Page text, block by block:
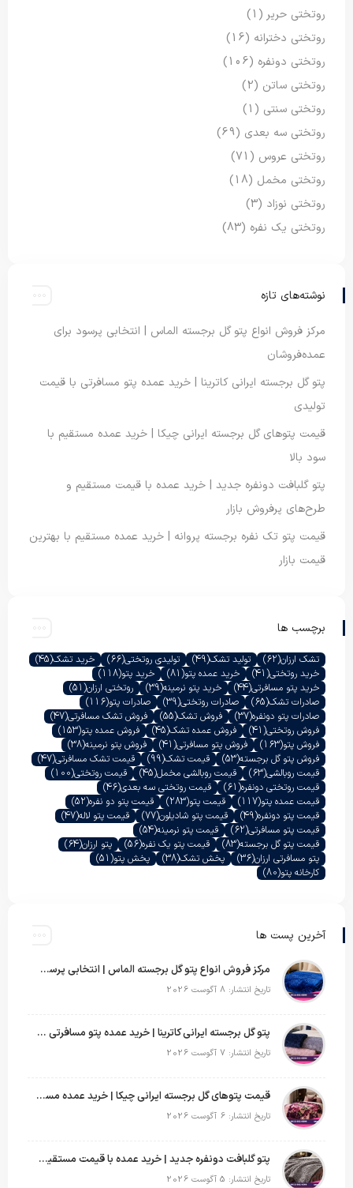
روتختی حریر (1)
روتختی دخترانه (16)
روتختی دونفره (106)
روتختی ساتن (2)
روتختی سنتی (1)
روتختی سه بعدی (69)
روتختی عروس (71)
روتختی مخمل (18)
روتختی نوزاد (3)
روتختی یک نفره (83)
نوشته‌های تازه
مرکز فروش انواع پتو گل برجسته الماس | انتخابی پرسود برای
عمده‌فروشان
پتو گل برجسته ایرانی کاترینا | خرید عمده پتو مسافرتی با قیمت
تولیدی
قیمت پتوهای گل برجسته ایرانی چیکا | خرید عمده مستقیم با
سود بالا
پتو گلبافت دونفره جدید | خرید عمده با قیمت مستقیم و
طرح‌های پرفروش بازار
قیمت پتو تک نفره برجسته پروانه | خرید عمده مستقیم با بهترین
قیمت بازار
برچسب ها
تشک ارزان(62) تولید تشک(49) تولیدی روتختی(66) خرید تشک(45)
خرید روتختی(41) خرید عمده پتو(81) خرید پتو(118)
خرید پتو مسافرتی(44) خرید پتو نرمینه(39) روتختی ارزان(51)
صادرات تشک(65) صادرات روتختی(39) صادرات پتو(116)
صادرات پتو دونفره(37) فروش تشک(55) فروش تشک مسافرتی(47)
فروش روتختی(41) فروش عمده تشک(45) فروش عمده پتو(153)
فروش پتو(163) فروش پتو مسافرتی(41) فروش پتو نرمینه(38)
فروش پتو گل برجسته(53) قیمت تشک(99) قیمت تشک مسافرتی(47)
قیمت روبالشی(63) قیمت روبالشی مخمل(45) قیمت روتختی(100)
قیمت روتختی دونفره(61) قیمت روتختی سه بعدی(46)
قیمت عمده پتو(117) قیمت پتو(283) قیمت پتو دو نفره(52)
قیمت پتو دونفره(49) قیمت پتو شادیلون(77) قیمت پتو لاله(47)
قیمت پتو مسافرتی(62) قیمت پتو نرمینه(54)
قیمت پتو گل برجسته(83) قیمت پتو یک نفره(56) پتو ارزان(64)
پتو مسافرتی ارزان(36) پخش تشک(38) پخش پتو(51)
کارخانه پتو(80)
آخرین پست ها
مرکز فروش انواع پتو گل برجسته الماس | انتخابی پرسود برای عمده‌فروشان
تاریخ انتشار: 8 آگوست 2026
پتو گل برجسته ایرانی کاترینا | خرید عمده پتو مسافرتی با قیمت تولیدی
تاریخ انتشار: 7 آگوست 2026
قیمت پتوهای گل برجسته ایرانی چیکا | خرید عمده مستقیم با سود بالا
تاریخ انتشار: 6 آگوست 2026
پتو گلبافت دونفره جدید | خرید عمده با قیمت مستقیم و طرح‌های پرفروش بازار
تاریخ انتشار: 5 آگوست 2026